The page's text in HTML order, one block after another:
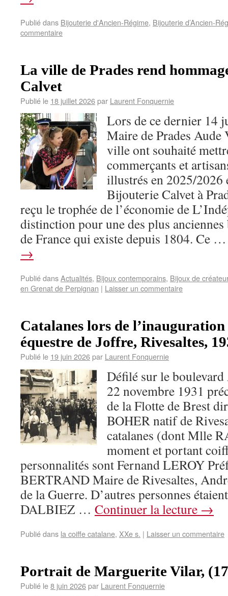
Publié dans Bijouterie d'Ancien-Régime, Bijouterie d’Ancien-
commentaire
La ville de Prades rend
Calvet
Publié le 18 juillet 2026par Laurent Fonquernie
Lors de ce dernier 14
Maire de Prades Aude
ville ont souhaité
commerçants et
illustrés en 2025/2026
Bijouterie Calvet à
reçu le trophée de l’économie de
distinction pour une des plus
de France qui existe depuis 1804. Ce
→
Publié dansActualités, Bijoux contemporains, Bijoux de
en Grenat de Perpignan | Laisser un commentaire
Catalanes lors de l’inauguration
équestre de Joffre, Rivesaltes,
Publié le 19 juin 2026par Laurent Fonquernie
Défilé sur le
22 novembre 1931
de la Flotte de Brest
BOHER natif de
catalanes (dont Mlle
moment et portant
personnalités sont Fernand LEROY
BERTRAND Maire de Rivesaltes,
de la Guerre. D’autres personnes
DALBIEZ … Continuer la lecture →
Publié dans la coiffe catalane, XXe s. | Laisser un commentaire
Portrait de Marguerite Vilar,
Publié le8 juin 2026par Laurent Fonquernie